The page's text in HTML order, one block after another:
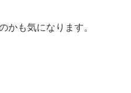
かも気になります。